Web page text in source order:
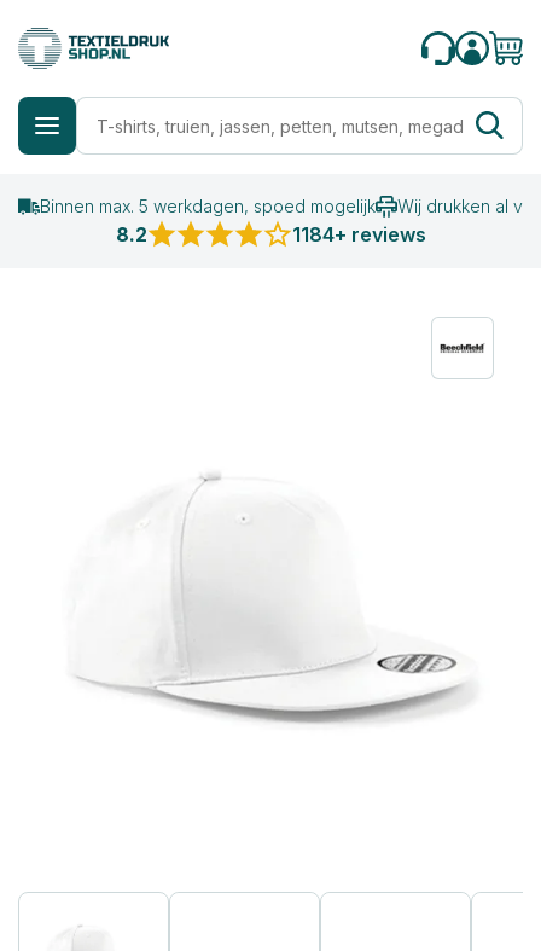
Binnen max. 5 werkdagen, spoed mogelijk Wij drukken al
8.2 1184+ reviews